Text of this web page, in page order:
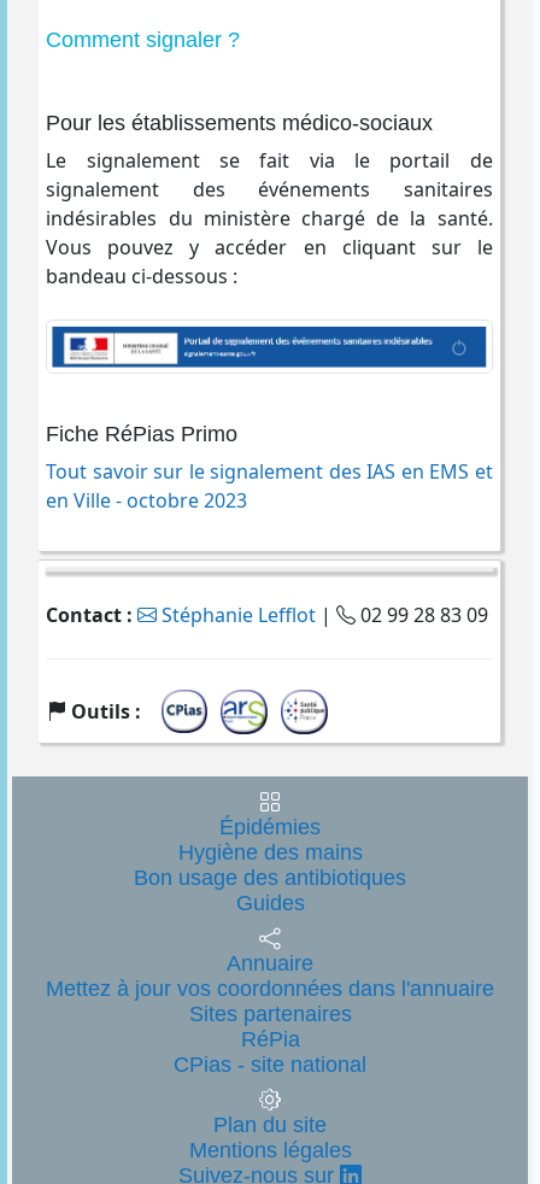
Comment signaler ?
Pour les établissements médico-sociaux
Le signalement se fait via le portail de
signalement des événements sanitaires
indésirables du ministère chargé de la santé.
Vous pouvez y accéder en cliquant sur le
bandeau ci-dessous :
Fiche RéPias Primo
Tout savoir sur le signalement des IAS en EMS et
en Ville - octobre 2023
Contact : Stéphanie Lefflot | 02 99 28 83 09
Outils :
Épidémies
Hygiène des mains
Bon usage des antibiotiques
Guides
Annuaire
Mettez à jour vos coordonnées dans l'annuaire
Sites partenaires
RéPia
CPias - site national
Plan du site
Mentions légales
Suivez-nous sur